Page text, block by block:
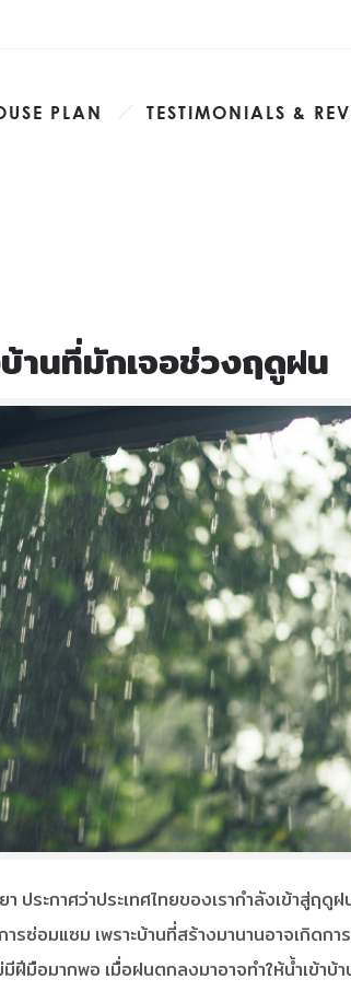
PLAN TESTIMONIALS &
านที่มักเจอช่วงฤดูฝน
ประกาศว่าประเทศไทยของเรากำลังเข้าสู่ฤ
มแซม เพราะบ้านที่สร้างมานานอาจเกิดกา
มีฝีมือมากพอ เมื่อฝนตกลงมาอาจทำให้น้ำเข้าบ้